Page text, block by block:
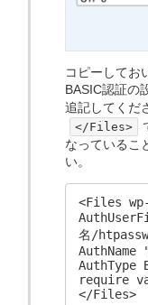
コピーしてお
BASIC認証の
追記してくだ
</Files>
なっているこ
い。
<Files
名/
AuthName
AuthType
require
</Files>